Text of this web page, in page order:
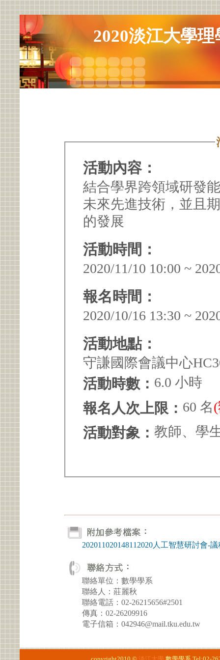
2020淡江大學
活動內容：
結合學界跨領域研發
未來先進技術，並且
的發展
活動時間：
2020/11/10 10:00 ~
報名時間：
2020/10/16 13:30 ~
活動地點：
守謙國際會議中心
活動時數： 6.0 小時
報名人次上限： 60 名
活動對象： 教師、學
202011020148112020人工智慧研討會-議
聯絡單位：數學學系
聯絡人：莊麗秋
聯絡電話：02-26215656#2501
傳真：02-26209916
電子信箱：042946@mail.tku.edu.tw